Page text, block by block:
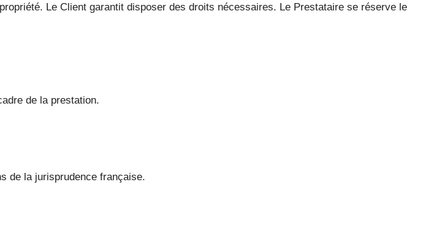
Le Client garantit disposer des droits nécessaires. Le Prestataire se réserve le
de la prestation.
de la jurisprudence française.